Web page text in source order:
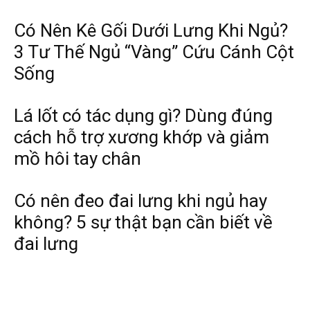
Có Nên Kê Gối Dưới Lưng Khi Ngủ?
3 Tư Thế Ngủ “Vàng” Cứu Cánh Cột
Sống
Lá lốt có tác dụng gì? Dùng đúng
cách hỗ trợ xương khớp và giảm
mồ hôi tay chân
Có nên đeo đai lưng khi ngủ hay
không? 5 sự thật bạn cần biết về
đai lưng